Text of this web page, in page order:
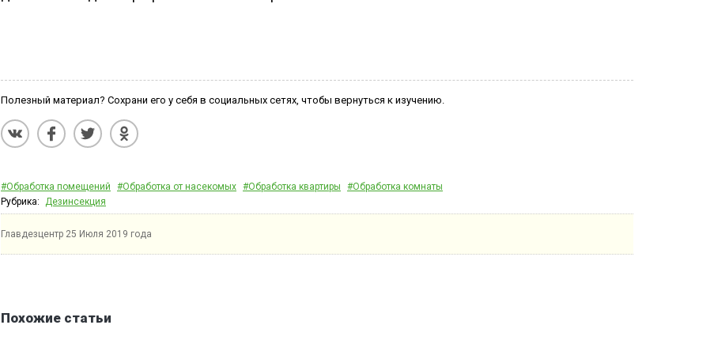
Полезный материал? Сохрани его у себя в социальных сетях, чтобы вернуться к изучению.
#Обработка помещений #Обработка от насекомых #Обработка квартиры
#Обработка комнаты
Рубрика:
Дезинсекция
Главдезцентр 25 Июля 2019 года
Похожие статьи